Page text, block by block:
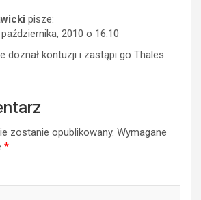
pisze:
2010 o 16:10
doznał kontuzji i zastąpi go Thales
zostanie opublikowany. Wymagane
*